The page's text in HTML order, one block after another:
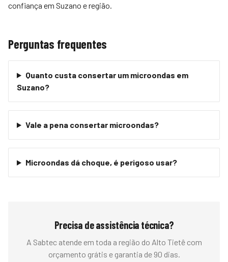
confiança em Suzano e região.
Perguntas frequentes
Quanto custa consertar um microondas em
Suzano?
Vale a pena consertar microondas?
Microondas dá choque, é perigoso usar?
Precisa de assistência técnica?
A Sabtec atende em toda a região do Alto Tietêcom
orçamento grátis e garantia de 90 dias.